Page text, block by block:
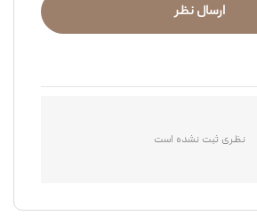
ارسال نظر
نظری ثبت نشده است